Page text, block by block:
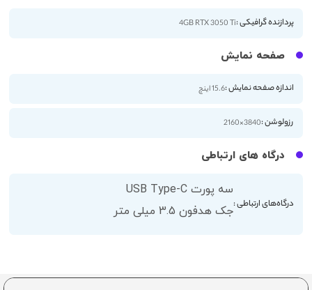
پردازنده گرافیکی :4GB RTX 3050 Ti
صفحه نمایش
اندازه صفحه نمایش :15.6 اینچ
رزولوشن :3840×2160
درگاه های ارتباطی
درگاه‌های ارتباطی :
سه پورت USB Type-C
جک هدفون 3.5 میلی متر